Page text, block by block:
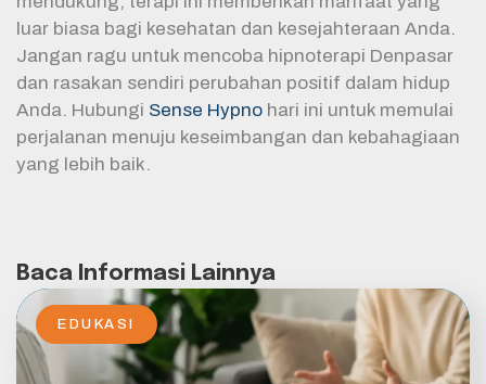
luar biasa bagi kesehatan dan kesejahteraan Anda.
Jangan ragu untuk mencoba hipnoterapi Denpasar
dan rasakan sendiri perubahan positif dalam hidup
Anda. Hubungi Sense Hypno hari ini untuk memulai
perjalanan menuju keseimbangan dan kebahagiaan
yang lebih baik.
Baca Informasi Lainnya
EDUKASI